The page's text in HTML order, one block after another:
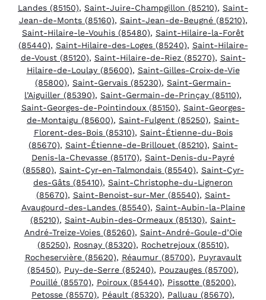
Landes (85150), Saint-Juire-Champgillon (85210), Saint-
Jean-de-Monts (85160), Saint-Jean-de-Beugné (85210),
Saint-Hilaire-le-Vouhis (85480), Saint-Hilaire-la-Forêt
(85440), Saint-Hilaire-des-Loges (85240), Saint-Hilaire-
de-Voust (85120), Saint-Hilaire-de-Riez (85270), Saint-
Hilaire-de-Loulay (85600), Saint-Gilles-Croix-de-Vie
(85800), Saint-Gervais (85230), Saint-Germain-
l’Aiguiller (85390), Saint-Germain-de-Prinçay (85110),
Saint-Georges-de-Pointindoux (85150), Saint-Georges-
de-Montaigu (85600), Saint-Fulgent (85250), Saint-
Florent-des-Bois (85310), Saint-Étienne-du-Bois
(85670), Saint-Étienne-de-Brillouet (85210), Saint-
Denis-la-Chevasse (85170), Saint-Denis-du-Payré
(85580), Saint-Cyr-en-Talmondais (85540), Saint-Cyr-
des-Gâts (85410), Saint-Christophe-du-Ligneron
(85670), Saint-Benoist-sur-Mer (85540), Saint-
Avaugourd-des-Landes (85540), Saint-Aubin-la-Plaine
(85210), Saint-Aubin-des-Ormeaux (85130), Saint-
André-Treize-Voies (85260), Saint-André-Goule-d’Oie
(85250), Rosnay (85320), Rochetrejoux (85510),
Rocheservière (85620), Réaumur (85700), Puyravault
(85450), Puy-de-Serre (85240), Pouzauges (85700),
Pouillé (85570), Poiroux (85440), Pissotte (85200),
Petosse (85570), Péault (85320), Palluau (85670),